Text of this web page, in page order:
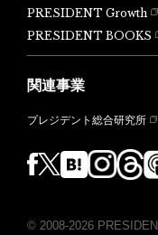
PRESIDENT Growth
PRESIDENT BOOKS
関連事業
プレジデント総合研究所
© 2008-2026